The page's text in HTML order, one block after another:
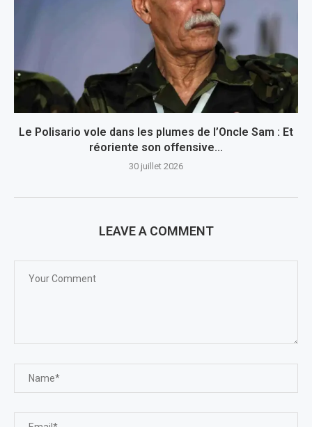
Le Polisario vole dans les plumes de l’Oncle Sam : Et
réoriente son offensive...
30 juillet 2026
LEAVE A COMMENT